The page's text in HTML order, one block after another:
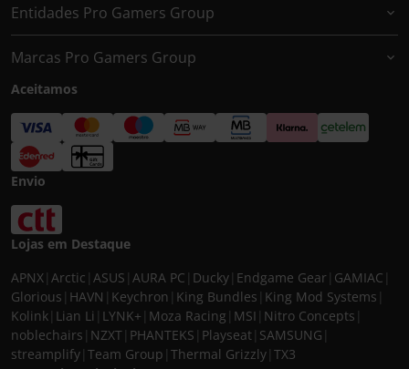
Entidades Pro Gamers Group
Marcas Pro Gamers Group
Aceitamos
Envio
Lojas em Destaque
APNX Arctic ASUS AURA PC Ducky Endgame Gear GAMIAC
Glorious HAVN Keychron King Bundles King Mod Systems
Kolink Lian Li LYNK+ Moza Racing MSI Nitro Concepts
noblechairs NZXT PHANTEKS Playseat SAMSUNG
streamplify Team Group Thermal Grizzly TX3